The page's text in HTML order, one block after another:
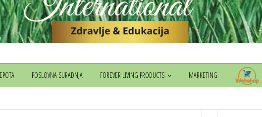
POSLOVNA SURADNJA FOREVER LIVING PRODUCTS MARKETING